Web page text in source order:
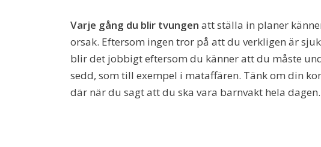
Varje gång du blir tvungen att ställa in planer
orsak. Eftersom ingen tror på att du verkligen är
blir det jobbigt eftersom du känner att du måste
sedd, som till exempel i mataffären. Tänk om din
där när du sagt att du ska vara barnvakt hela dagen.